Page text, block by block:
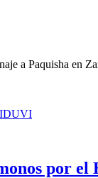
a Paquisha en
por